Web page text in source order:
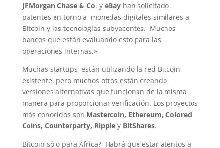
JPMorgan Chase & Co. y eBayhan solicitado
patentes en torno a monedas digitales similares a
Bitcoin y las tecnologías subyacentes. Muchos
bancos que están evaluando esto para las
operaciones internas.»
Muchas startups están utilizando la red Bitcoin
existente, pero muchos otros están creando
versiones alternativas que funcionan de la misma
manera para proporcionar verificación. Los proyectos
más conocidos son Mastercoin, Ethereum, Colored
Coins, Counterparty, RippleyBitShares.
Bitcoin sólo para África? Habrá que estar atentos a